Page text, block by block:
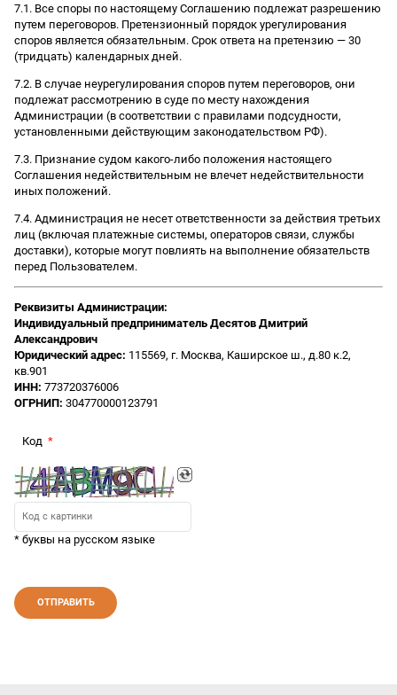
7.1. Все споры по настоящему Соглашению подлежат разрешению
путем переговоров. Претензионный порядок урегулирования
споров является обязательным. Срок ответа на претензию — 30
(тридцать) календарных дней.
7.2. В случае неурегулирования споров путем переговоров, они
подлежат рассмотрению в суде по месту нахождения
Администрации (в соответствии с правилами подсудности,
установленными действующим законодательством РФ).
7.3. Признание судом какого-либо положения настоящего
Соглашения недействительным не влечет недействительности
иных положений.
7.4. Администрация не несет ответственности за действия третьих
лиц (включая платежные системы, операторов связи, службы
доставки), которые могут повлиять на выполнение обязательств
перед Пользователем.
Реквизиты Администрации:
Индивидуальный предприниматель Десятов Дмитрий
Александрович
Юридический адрес: 115569, г. Москва, Каширское ш., д.80 к.2,
кв.901
ИНН: 773720376006
ОГРНИП: 304770000123791
Код
* буквы на русском языке